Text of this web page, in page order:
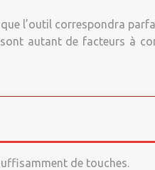
l’outil correspondra
autant de facteurs à
de touches.